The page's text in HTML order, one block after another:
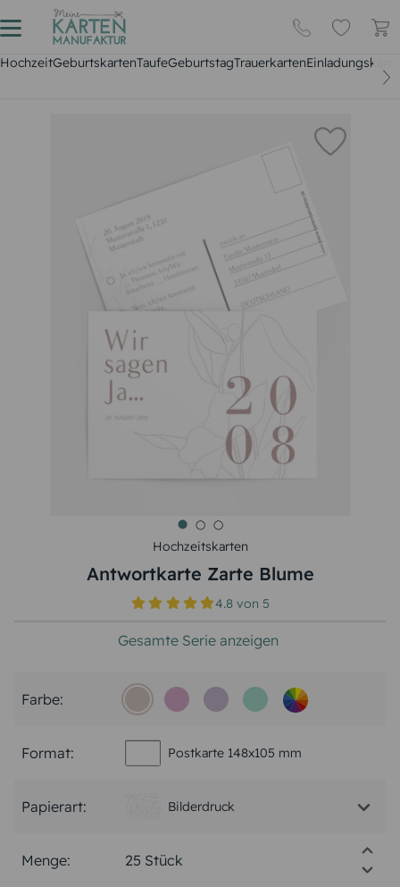
HochzeitGeburtskartenTaufeGeburtstagTrauerkarten
Hochzeitskarten
Antwortkarte Zarte Blume
4.8 von5
Gesamte Serie anzeigen
Farbe:
Format: Postkarte 148x105 mm
Papierart: Bilderdruck
Menge: